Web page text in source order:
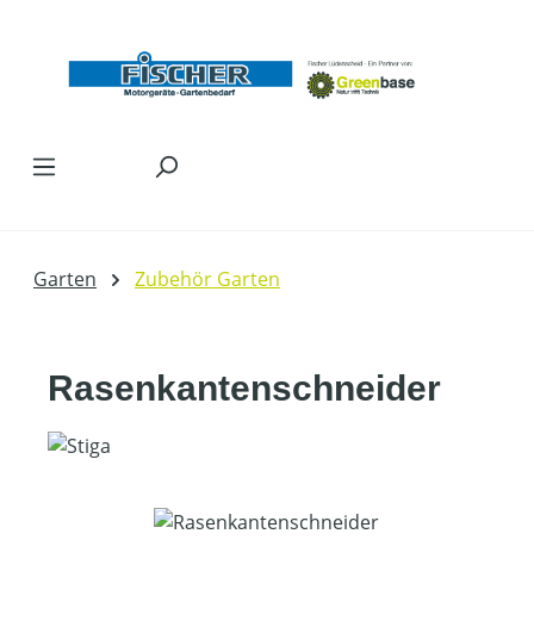
Garten Zubehör Garten
Rasenkantenschneider
Bildergalerie überspringen